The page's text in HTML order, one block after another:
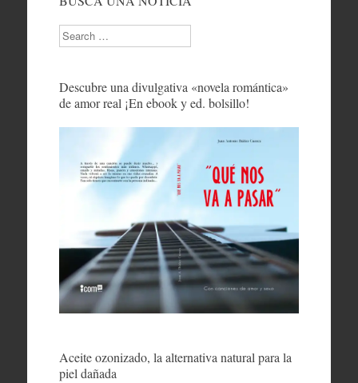
Search
Descubre una divulgativa «novela romántica»
de amor real ¡En ebook y ed. bolsillo!
Aceite ozonizado, la alternativa natural para la
piel dañada